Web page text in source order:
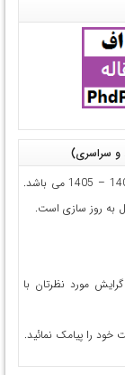
✅ جزوات و منابع مطابق با آخرین تغییرات آزمون سال 1404 – 1405 می باشد.
مورد نظرتان با
را پیامک نمائید.